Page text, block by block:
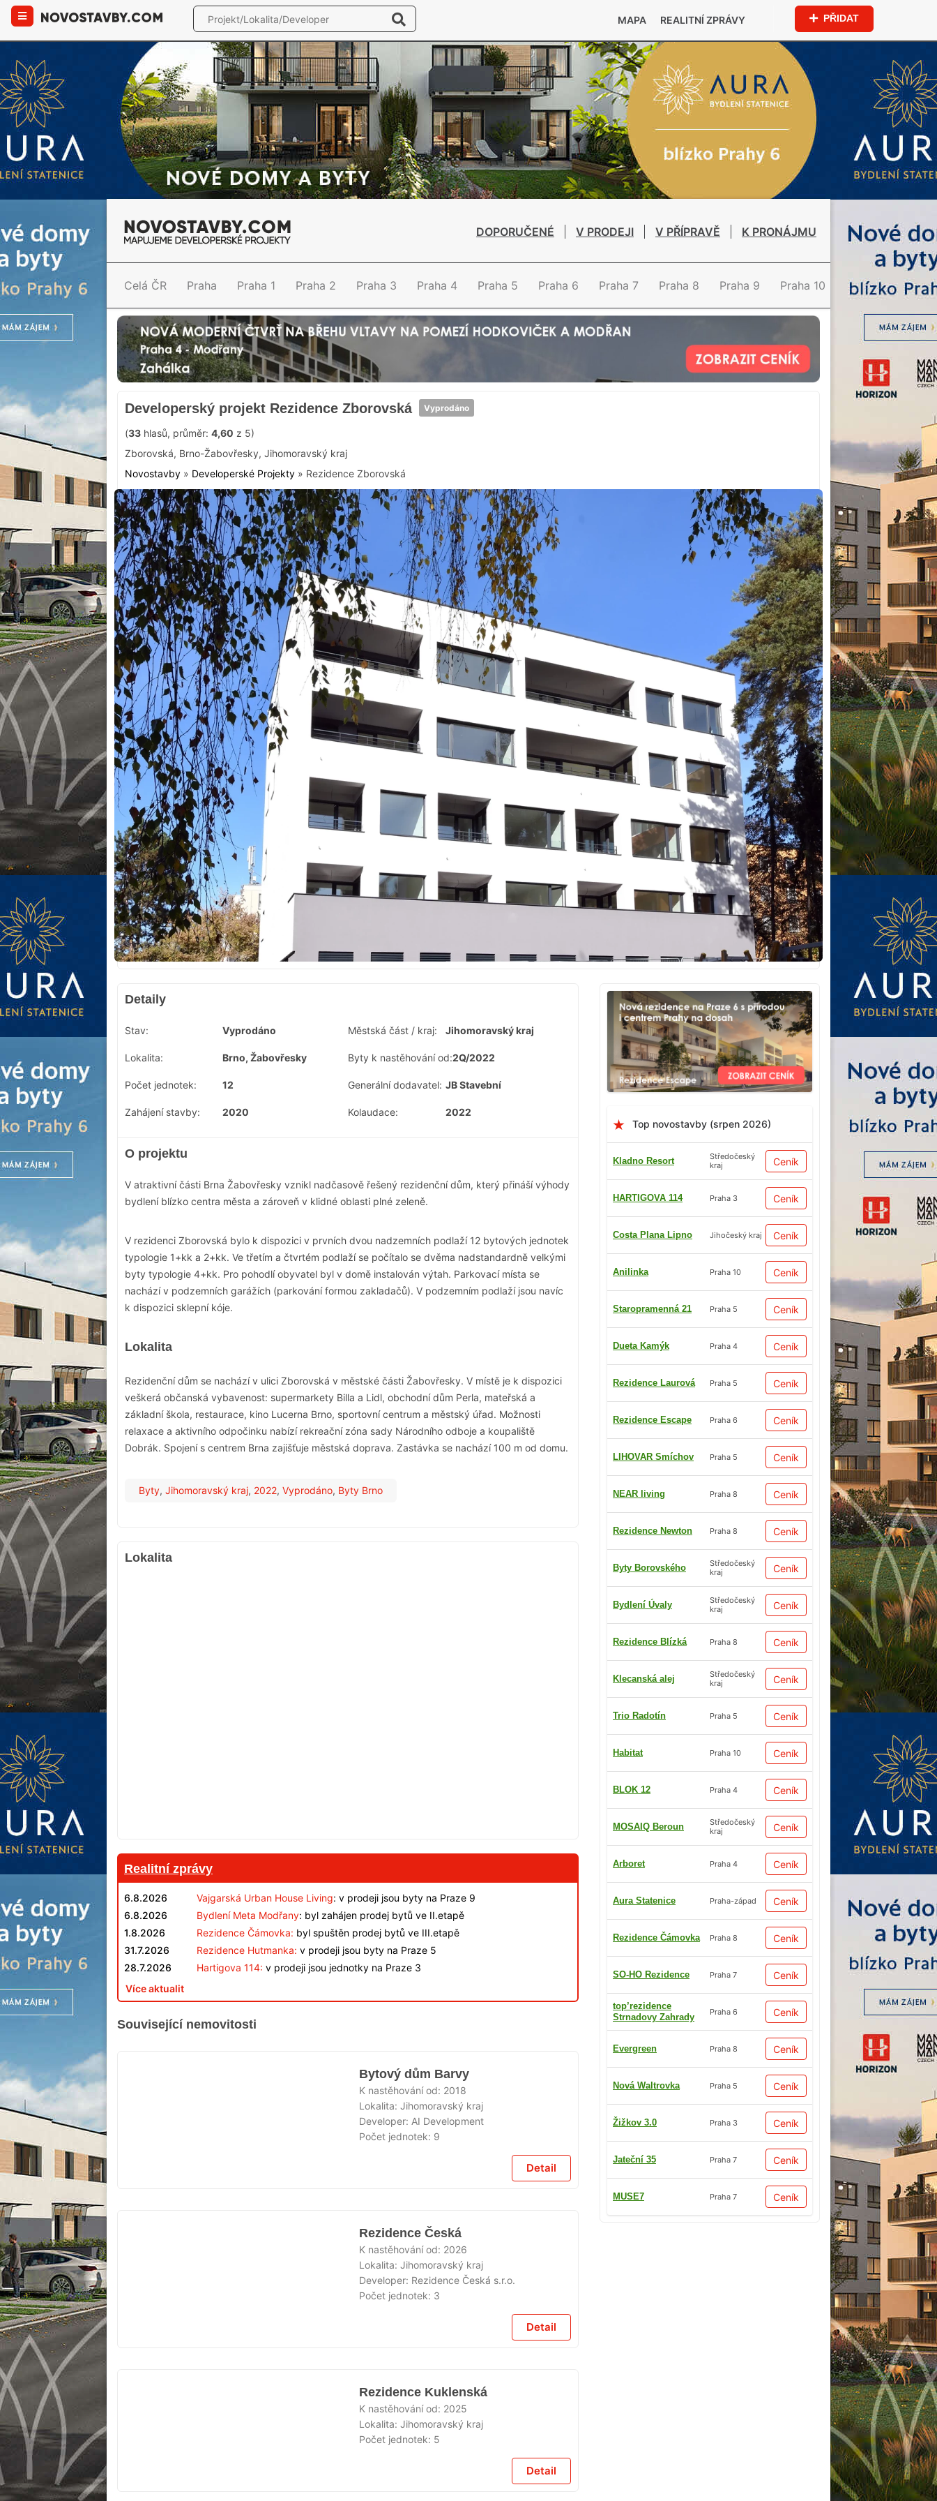
MAPA REALITNÍ ZPRÁVY PŘIDAT
DOPORUČENÉ V PRODEJI V PŘÍPRAVĚ K PRONÁJMU
Celá ČR Praha Praha 1 Praha 2 Praha 3 Praha 4 Praha 5 Praha 6 Praha 7 Praha 8 Praha 9 Praha 10
Developerský projekt Rezidence Zborovská Vyprodáno
(33 hlasů, průměr: 4,60 z 5)
Zborovská, Brno-Žabovřesky, Jihomoravský kraj
Novostavby » Developerské Projekty » Rezidence Zborovská
Top novostavby (srpen 2026)
Kladno Resort
Středočeský
kraj
Ceník
HARTIGOVA 114 Praha 3 Ceník
Costa Plana Lipno Jihočeský kraj Ceník
Anilinka Praha 10 Ceník
Staropramenná 21 Praha 5 Ceník
Dueta Kamýk Praha 4 Ceník
Rezidence Laurová Praha 5 Ceník
Rezidence Escape Praha 6 Ceník
LIHOVAR Smíchov Praha 5 Ceník
NEAR living Praha 8 Ceník
Rezidence Newton Praha 8 Ceník
Byty Borovského
Středočeský
kraj
Ceník
Bydlení Úvaly
Středočeský
kraj
Ceník
Rezidence Blízká Praha 8 Ceník
Klecanská alej
Středočeský
kraj
Ceník
Trio Radotín Praha 5 Ceník
Habitat Praha 10 Ceník
BLOK 12 Praha 4 Ceník
MOSAIQ Beroun
Středočeský
kraj
Ceník
Arboret Praha 4 Ceník
Aura Statenice Praha-západ Ceník
Rezidence Čámovka Praha 8 Ceník
SO-HO Rezidence Praha 7 Ceník
top’rezidence
Strnadovy Zahrady
Praha 6 Ceník
Evergreen Praha 8 Ceník
Nová Waltrovka Praha 5 Ceník
Žižkov 3.0 Praha 3 Ceník
Jateční 35 Praha 7 Ceník
MUSE7 Praha 7 Ceník
Detaily
Stav: Vyprodáno Městská část / kraj: Jihomoravský kraj
Lokalita: Brno, Žabovřesky Byty k nastěhování od:2Q/2022
Počet jednotek: 12 Generální dodavatel: JB Stavební
Zahájení stavby: 2020 Kolaudace: 2022
O projektu
V atraktivní části Brna Žabovřesky vznikl nadčasově řešený rezidenční dům, který přináší výhody
bydlení blízko centra města a zároveň v klidné oblasti plné zeleně.
V rezidenci Zborovská bylo k dispozici v prvních dvou nadzemních podlaží 12 bytových jednotek
typologie 1+kk a 2+kk. Ve třetím a čtvrtém podlaží se počítalo se dvěma nadstandardně velkými
byty typologie 4+kk. Pro pohodlí obyvatel byl v domě instalován výtah. Parkovací místa se
nachází v podzemních garážích (parkování formou zakladačů). V podzemním podlaží jsou navíc
k dispozici sklepní kóje.
Lokalita
Rezidenční dům se nachází v ulici Zborovská v městské části Žabovřesky. V místě je k dispozici
veškerá občanská vybavenost: supermarkety Billa a Lidl, obchodní dům Perla, mateřská a
základní škola, restaurace, kino Lucerna Brno, sportovní centrum a městský úřad. Možnosti
relaxace a aktivního odpočinku nabízí rekreační zóna sady Národního odboje a koupaliště
Dobrák. Spojení s centrem Brna zajišťuje městská doprava. Zastávka se nachází 100 m od domu.
Byty, Jihomoravský kraj, 2022, Vyprodáno, Byty Brno
Lokalita
Realitní zprávy
6.8.2026 Vajgarská Urban House Living: v prodeji jsou byty na Praze 9
6.8.2026
Bydlení Meta Modřany: byl zahájen prodej bytů ve II.etapě
1.8.2026
Rezidence Čámovka: byl spuštěn prodej bytů ve III.etapě
31.7.2026
Rezidence Hutmanka: v prodeji jsou byty na Praze 5
28.7.2026
Hartigova 114: v prodeji jsou jednotky na Praze 3
Více aktualit
Související nemovitosti
Bytový dům Barvy
K nastěhování od: 2018
Lokalita:Jihomoravský kraj
Developer: AI Development
Počet jednotek: 9
Detail
Rezidence Česká
K nastěhování od: 2026
Lokalita:Jihomoravský kraj
Developer: Rezidence Česká s.r.o.
Počet jednotek: 3
Detail
Rezidence Kuklenská
K nastěhování od: 2025
Lokalita:Jihomoravský kraj
Počet jednotek: 5
Detail